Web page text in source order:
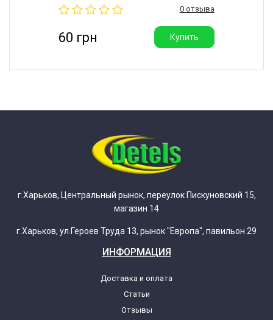
EN60252. Производитель: Китай. Хорошее качество.
0 отзыва
60 грн Купить
г.Харьков, Центральный рынок, переулок Пискуновский 15,
магазин 14
г.Харьков, ул.Героев Труда 13, рынок "Европа", павильон 29
ИНФОРМАЦИЯ
Доставка и оплата
Статьи
Отзывы